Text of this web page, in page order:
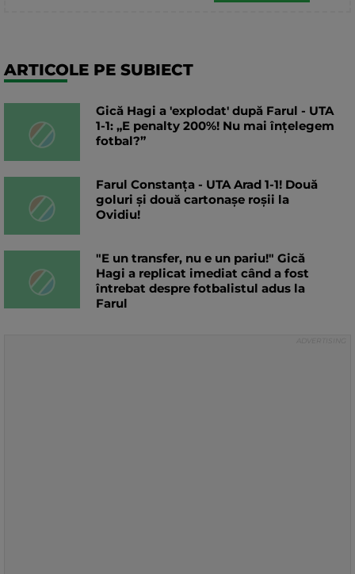
ARTICOLE PE SUBIECT
Gică Hagi a 'explodat' după Farul - UTA
1-1: „E penalty 200%! Nu mai înțelegem
fotbal?”
Farul Constanța - UTA Arad 1-1! Două
goluri și două cartonașe roșii la
Ovidiu!
"E un transfer, nu e un pariu!" Gică
Hagi a replicat imediat când a fost
întrebat despre fotbalistul adus la
Farul